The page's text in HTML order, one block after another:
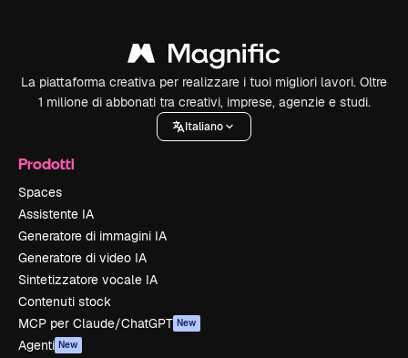
La piattaforma creativa per realizzare i tuoi migliori lavori. Oltre
1 milione di abbonati tra creativi, imprese, agenzie e studi.
Italiano
Prodotti
Spaces
Assistente IA
Generatore di immagini IA
Generatore di video IA
Sintetizzatore vocale IA
Contenuti stock
MCP per Claude/ChatGPT New
Agenti New